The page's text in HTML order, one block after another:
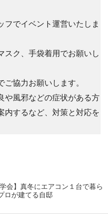
フでイベント運営いたしま
スク、手袋着用でお願いし
ご協力お願いします。
や風邪などの症状がある方
内するなど、対策と対応を
学会】真冬にエアコン１台で暮ら
ロが建てる自邸